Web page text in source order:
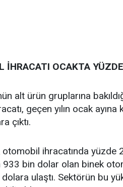
İHRACATI OCAKTA
alt ürün gruplarına
geçen yılın ocak
çıktı.
otomobil ihracatında yüzde
bin dolar olan binek
ulaştı. Sektörün bu